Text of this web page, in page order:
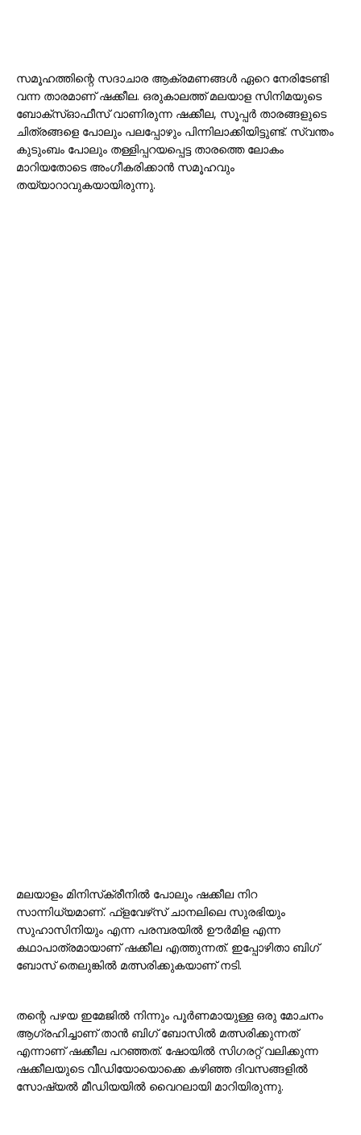
സമൂഹത്തിന്റെ സദാചാര ആക്രമണങ്ങൾ ഏറെ നേരിടേണ്ടി
വന്ന താരമാണ് ഷക്കീല. ഒരുകാലത്ത് മലയാള സിനിമയുടെ
ബോക്‌സ്ഓഫീസ് വാണിരുന്ന ഷക്കീല, സൂപ്പർ താരങ്ങളുടെ
ചിത്രങ്ങളെ പോലും പലപ്പോഴും പിന്നിലാക്കിയിട്ടുണ്ട്. സ്വന്തം
കുടുംബം പോലും തള്ളിപ്പറയപ്പെട്ട താരത്തെ ലോകം
മാറിയതോടെ അംഗീകരിക്കാൻ സമൂഹവും
തയ്യാറാവുകയായിരുന്നു.
മലയാളം മിനിസ്‌ക്രീനിൽ പോലും ഷക്കീല നിറ
സാന്നിധ്യമാണ്. ഫ്‌ളവേഴ്‌സ് ചാനലിലെ സുരഭിയും
സുഹാസിനിയും എന്ന പരമ്പരയിൽ ഊർമിള എന്ന
കഥാപാത്രമായാണ് ഷക്കീല എത്തുന്നത്. ഇപ്പോഴിതാ ബിഗ്
ബോസ് തെലുങ്കിൽ മത്സരിക്കുകയാണ് നടി.
തന്റെ പഴയ ഇമേജിൽ നിന്നും പൂർണമായുള്ള ഒരു മോചനം
ആഗ്രഹിച്ചാണ് താൻ ബിഗ് ബോസിൽ മത്സരിക്കുന്നത്
എന്നാണ് ഷക്കീല പറഞ്ഞത്. ഷോയിൽ സിഗരറ്റ് വലിക്കുന്ന
ഷക്കീലയുടെ വീഡിയോയൊക്കെ കഴിഞ്ഞ ദിവസങ്ങളിൽ
സോഷ്യൽ മീഡിയയിൽ വൈറലായി മാറിയിരുന്നു.